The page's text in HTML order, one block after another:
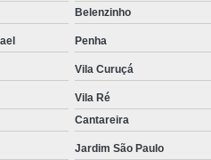
Belenzinho
Penha
Vila Curuçá
Vila Ré
Cantareira
Jardim São Paulo